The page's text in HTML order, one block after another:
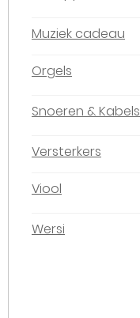
Muziek cadeau
Orgels
Snoeren & Kabels
Versterkers
Viool
Wersi